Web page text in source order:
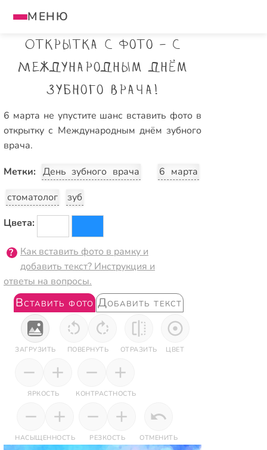
МЕНЮ
Открытка с фото - С
Международным днём
зубного врача!
6 марта не упустите шанс вставить фото в
открытку с Международным днём зубного
врача.
Метки: День зубного врача
6 марта
стоматолог
зуб
Цвета:
Как вставить фото в рамку и
добавить текст? Инструкция и
ответы на вопросы.
Вставить фото Добавить текст
ЗАГРУЗИТЬ ПОВЕРНУТЬ ОТРАЗИТЬ ЦВЕТ
ЯРКОСТЬ КОНТРАСТНОСТЬ
НАСЫЩЕННОСТЬ РЕЗКОСТЬ ОТМЕНИТЬ